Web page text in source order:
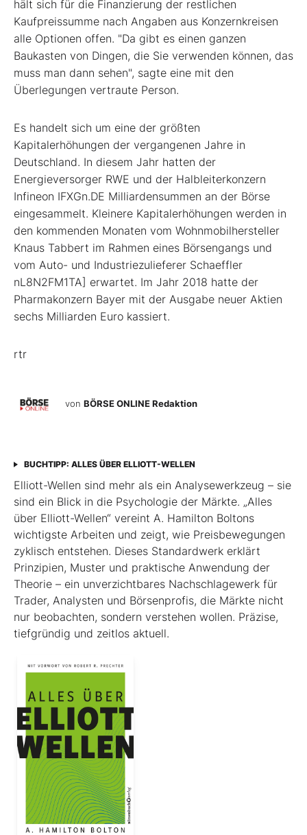
hält sich für die Finanzierung der restlichen
Kaufpreissumme nach Angaben aus Konzernkreisen
alle Optionen offen. "Da gibt es einen ganzen
Baukasten von Dingen, die Sie verwenden können, das
muss man dann sehen", sagte eine mit den
Überlegungen vertraute Person.
Es handelt sich um eine der größten
Kapitalerhöhungen der vergangenen Jahre in
Deutschland. In diesem Jahr hatten der
Energieversorger RWE und der Halbleiterkonzern
Infineon IFXGn.DE Milliardensummen an der Börse
eingesammelt. Kleinere Kapitalerhöhungen werden in
den kommenden Monaten vom Wohnmobilhersteller
Knaus Tabbert im Rahmen eines Börsengangs und
vom Auto- und Industriezulieferer Schaeffler
nL8N2FM1TA] erwartet. Im Jahr 2018 hatte der
Pharmakonzern Bayer mit der Ausgabe neuer Aktien
sechs Milliarden Euro kassiert.
rtr
von BÖRSE ONLINE Redaktion
BUCHTIPP: ALLES ÜBER ELLIOTT-WELLEN
Elliott-Wellen sind mehr als ein Analysewerkzeug – sie
sind ein Blick in die Psychologie der Märkte. „Alles
über Elliott-Wellen“ vereint A. Hamilton Boltons
wichtigste Arbeiten und zeigt, wie Preisbewegungen
zyklisch entstehen. Dieses Standardwerk erklärt
Prinzipien, Muster und praktische Anwendung der
Theorie – ein unverzichtbares Nachschlagewerk für
Trader, Analysten und Börsenprofis, die Märkte nicht
nur beobachten, sondern verstehen wollen. Präzise,
tiefgründig und zeitlos aktuell.